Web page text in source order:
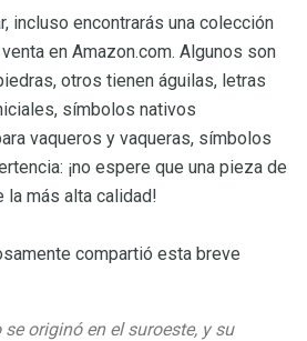
incluso encontrarás una colección
en Amazon.com. Algunos son
otros tienen águilas, letras
símbolos nativos
vaqueros y vaqueras, símbolos
¡no espere que una pieza de
la más alta calidad!
compartió esta breve
originó en el suroeste, y su